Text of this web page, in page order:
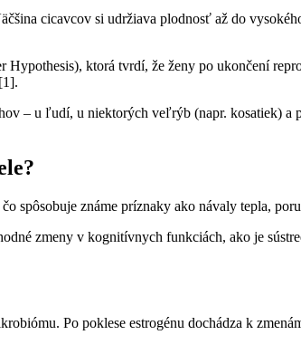
cicavcov si udržiava plodnosť až do
Hypothesis), ktorá tvrdí, že ženy po ukončení
– u ľudí, u niektorých veľrýb (napr. kosatiek) a
spôsobuje známe príznaky ako návaly tepla,
zmeny v kognitívnych funkciách, ako je
Po poklese estrogénu dochádza k